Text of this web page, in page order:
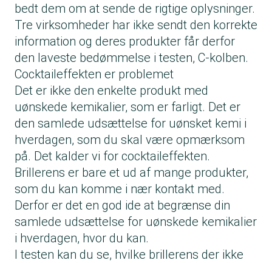
bedt dem om at sende de rigtige oplysninger.
Tre virksomheder har ikke sendt den korrekte
information og deres produkter får derfor
den laveste bedømmelse i testen, C-kolben.
Cocktaileffekten er problemet
Det er ikke den enkelte produkt med
uønskede kemikalier, som er farligt. Det er
den samlede udsættelse for uønsket kemi i
hverdagen, som du skal være opmærksom
på. Det kalder vi for cocktaileffekten.
Brillerens er bare et ud af mange produkter,
som du kan komme i nær kontakt med.
Derfor er det en god ide at begrænse din
samlede udsættelse for uønskede kemikalier
i hverdagen, hvor du kan.
I testen kan du se, hvilke brillerens der ikke